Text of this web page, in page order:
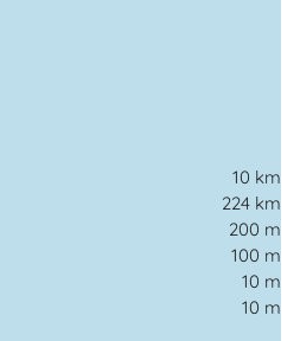
10 km
224 km
200 m
100 m
10 m
10 m